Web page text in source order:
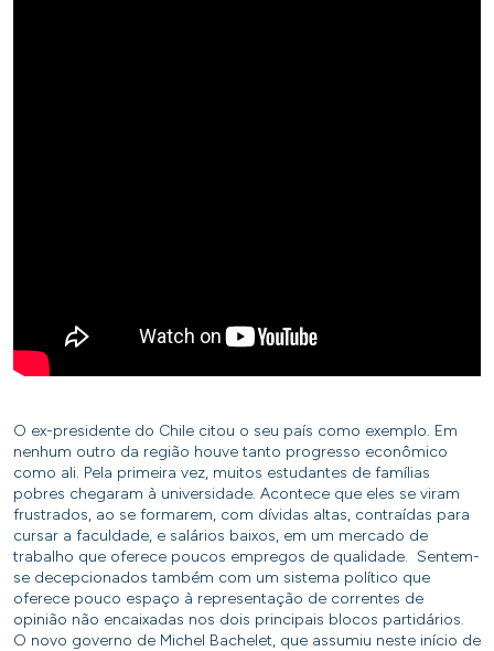
O ex-presidente do Chile citou o seu país como exemplo. Em
nenhum outro da região houve tanto progresso econômico
como ali. Pela primeira vez, muitos estudantes de famílias
pobres chegaram à universidade. Acontece que eles se viram
frustrados, ao se formarem, com dívidas altas, contraídas para
cursar a faculdade, e salários baixos, em um mercado de
trabalho que oferece poucos empregos de qualidade. Sentem-
se decepcionados também com um sistema político que
oferece pouco espaço à representação de correntes de
opinião não encaixadas nos dois principais blocos partidários.
O novo governo de Michel Bachelet, que assumiu neste início de